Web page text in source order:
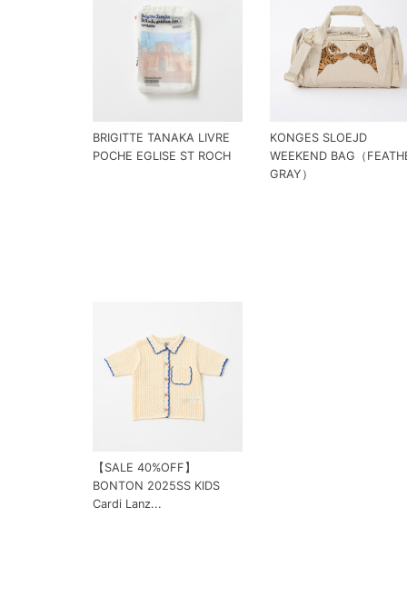
BRIGITTE TANAKA LIVRE
POCHE EGLISE ST ROCH
KONGES SLOEJD
WEEKEND BAG（
GRAY）
【SALE 40%OFF】
BONTON 2025SS KIDS
Cardi Lanz...